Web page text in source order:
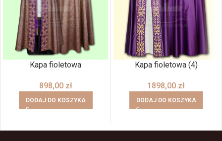
Kapa fioletowa
898,00 zł
DODAJ DO KOSZYKA
Kapa fioletowa (4)
1898,00 zł
DODAJ DO KOSZYKA